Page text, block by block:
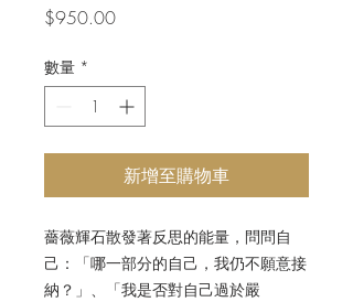
$950.00價
數量 *
新增至購物車
薔薇輝石散發著反思的能量，問問自
己：「哪一部分的自己，我仍不願意接
納？」、「我是否對自己過於嚴